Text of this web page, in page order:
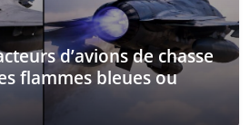
d’avions de chasse
flammes bleues ou